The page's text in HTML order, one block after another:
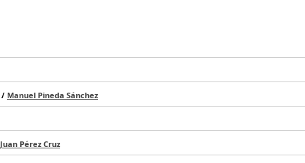
/ Manuel Pineda Sánchez
Juan Pérez Cruz